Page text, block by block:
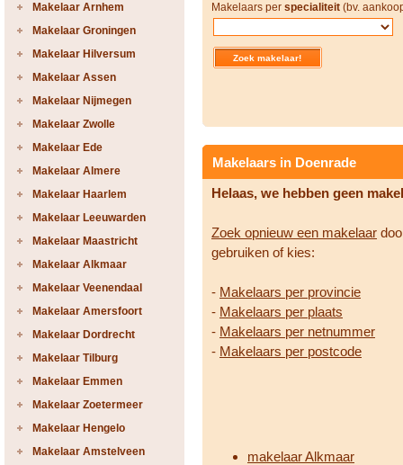
Makelaar Arnhem
Makelaar Groningen
Makelaar Hilversum
Makelaar Assen
Makelaar Nijmegen
Makelaar Zwolle
Makelaar Ede
Makelaar Almere
Makelaar Haarlem
Makelaar Leeuwarden
Makelaar Maastricht
Makelaar Alkmaar
Makelaar Veenendaal
Makelaar Amersfoort
Makelaar Dordrecht
Makelaar Tilburg
Makelaar Emmen
Makelaar Zoetermeer
Makelaar Hengelo
Makelaar Amstelveen
Makelaars per specialiteit (bv.
Makelaars in Doenrade
Helaas, we hebben geen
Zoek opnieuw een makelaar
gebruiken of kies:
- Makelaars per provincie
- Makelaars per plaats
- Makelaars per netnummer
- Makelaars per postcode
makelaar Alkmaar